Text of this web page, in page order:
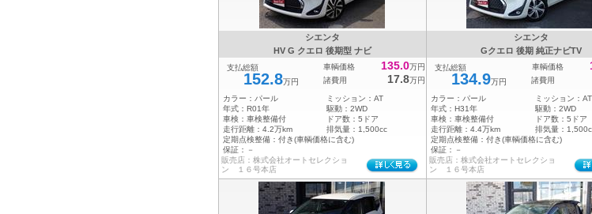
シエンタ
HV G クエロ 後期型 ナビ
支払総額
152.8万円
車輌価格 135.0万円
諸費用
17.8万円
カラー： パール ミッション： AT
年式： R01年 駆動： 2WD
車検： 車検整備付 ドア数： 5ドア
走行距離： 4.2万km 排気量： 1,500cc
定期点検整備： 付き(車輌価格に含む)
保証：
－
販売店：株式会社オートセレクショ
ン １６号本店
シエンタ
Gクエロ 後期 純正ナビTV
支払総額
134.9万円
車輌価格
諸費用
カラー： パール ミッション： AT
年式： H31年 駆動： 2WD
車検： 車検整備付 ドア数： 5ドア
走行距離： 4.4万km 排気量：
定期点検整備： 付き(車輌価格に含む)
保証：
－
販売店：株式会社オートセレクショ
ン １６号本店